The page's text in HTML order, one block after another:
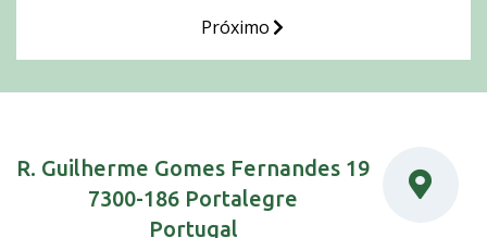
Próximo
R. Guilherme Gomes Fernandes 19
7300-186 Portalegre
Portugal